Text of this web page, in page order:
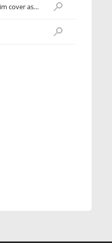
FR bumper daytime running light trim cover assy LH